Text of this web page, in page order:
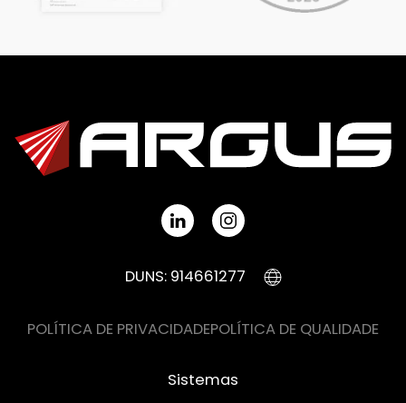
DUNS: 914661277
POLÍTICA DE PRIVACIDADEPOLÍTICA DE QUALIDADE
Sistemas